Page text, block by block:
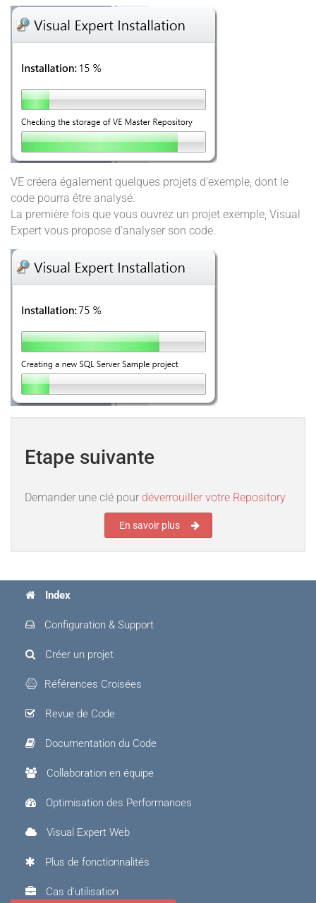
VE créera également quelques projets d'exemple, dont le
code pourra être analysé.
La première fois que vous ouvrez un projet exemple, Visual
Expert vous propose d'analyser son code.
Etape suivante
Demander une clé pour déverrouiller votre Repository
En savoir plus
Index
Configuration & Support
Créer un projet
Références Croisées
Revue de Code
Documentation du Code
Collaboration en équipe
Optimisation des Performances
Visual Expert Web
Plus de fonctionnalités
Cas d'utilisation